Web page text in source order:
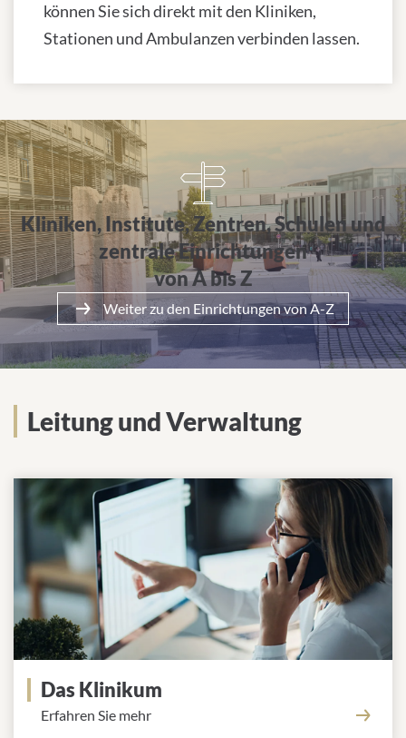
können Sie sich direkt mit den Kliniken,
Stationen und Ambulanzen verbinden lassen.
Alle Einrichtungen von A bis Z
Kliniken, Institute, Zentren, Schulen und
zentrale Einrichtungen
von A bis Z
Weiter zu den Einrichtungen von A-Z
Leitung und Verwaltung
Das Klinikum
Erfahren Sie mehr